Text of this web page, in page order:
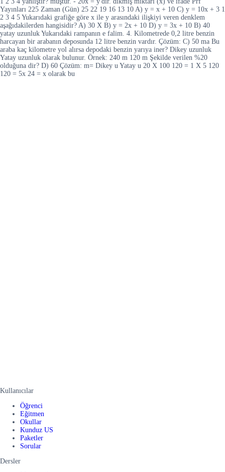
Yayınları 225 Zaman (Gün) 25 22 19 16 13 10 A) y = x + 10 C) y = 10x + 3 1
2 3 4 5 Yukarıdaki grafiğe göre x ile y arasındaki ilişkiyi veren denklem
aşağıdakilerden hangisidir? A) 30 X B) y = 2x + 10 D) y = 3x + 10 B) 40
yatay uzunluk Yukarıdaki rampanın e falim. 4. Kilometrede 0,2 litre benzin
harcayan bir arabanın deposunda 12 litre benzin vardır. Çözüm: C) 50 ma Bu
araba kaç kilometre yol alırsa depodaki benzin yarıya iner? Dikey uzunluk
Yatay uzunluk olarak bulunur. Örnek: 240 m 120 m Şekilde verilen %20
olduğuna dir? D) 60 Çözüm: m= Dikey u Yatay u 20 X 100 120 = 1 X 5 120
120 = 5x 24 = x olarak bu
Kullanıcılar
Öğrenci
Eğitmen
Okullar
Kunduz US
Paketler
Sorular
Dersler